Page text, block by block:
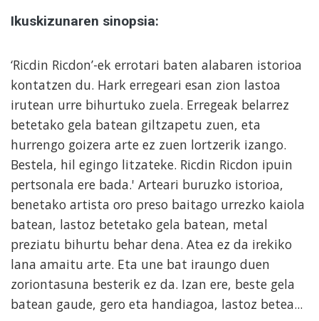
Ikuskizunaren sinopsia:
‘Ricdin Ricdon’-ek errotari baten alabaren istorioa
kontatzen du. Hark erregeari esan zion lastoa
irutean urre bihurtuko zuela. Erregeak belarrez
betetako gela batean giltzapetu zuen, eta
hurrengo goizera arte ez zuen lortzerik izango.
Bestela, hil egingo litzateke. Ricdin Ricdon ipuin
pertsonala ere bada.' Arteari buruzko istorioa,
benetako artista oro preso baitago urrezko kaiola
batean, lastoz betetako gela batean, metal
preziatu bihurtu behar dena. Atea ez da irekiko
lana amaitu arte. Eta une bat iraungo duen
zoriontasuna besterik ez da. Izan ere, beste gela
batean gaude, gero eta handiagoa, lastoz betea...